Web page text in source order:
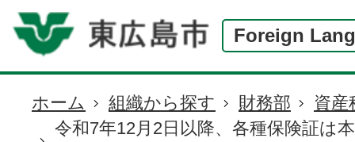
Foreign
現
ホーム 組織から探す 財務部
資産
令和7年12月2日以降、各種保険証は